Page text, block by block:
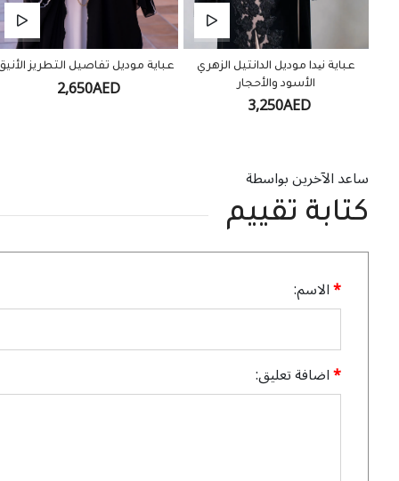
عباية موديل تفاصيل التطريز
2,650AED
عباية نیدا موديل الدانتيل الزهري
الأسود والأحجار
3,250AED
ساعد الآخرين بواسطة
كتابة تقييم
الاسم:
اضافة تعليق: